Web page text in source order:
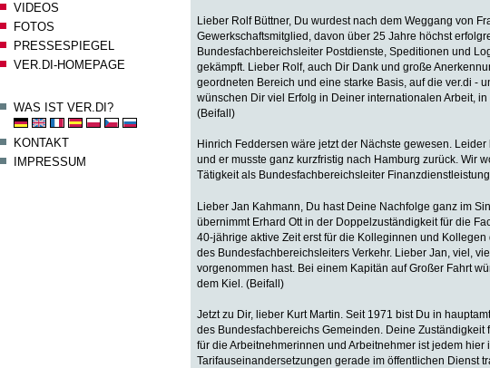
VIDEOS
FOTOS
PRESSESPIEGEL
VER.DI-HOMEPAGE
WAS IST VER.DI?
KONTAKT
IMPRESSUM
Lieber Rolf Büttner, Du wurdest nach dem Weggang von
Gewerkschaftsmitglied, davon über 25 Jahre höchst
Bundesfachbereichsleiter Postdienste, Speditionen und
gekämpft. Lieber Rolf, auch Dir Dank und große
geordneten Bereich und eine starke Basis, auf die ver.di -
wünschen Dir viel Erfolg in Deiner internationalen Arbeit,
(Beifall)
Hinrich Feddersen wäre jetzt der Nächste gewesen.
und er musste ganz kurzfristig nach Hamburg zurück. Wir
Tätigkeit als Bundesfachbereichsleiter
Lieber Jan Kahmann, Du hast Deine Nachfolge ganz im
übernimmt Erhard Ott in der Doppelzuständigkeit für die
40-jährige aktive Zeit erst für die Kolleginnen und
des Bundesfachbereichsleiters Verkehr. Lieber Jan, viel,
vorgenommen hast. Bei einem Kapitän auf Großer Fahrt
dem Kiel. (Beifall)
Jetzt zu Dir, lieber Kurt Martin. Seit 1971 bist Du in
des Bundesfachbereichs Gemeinden. Deine
für die Arbeitnehmerinnen und Arbeitnehmer ist jedem
Tarifauseinandersetzungen gerade im öffentlichen Dienst